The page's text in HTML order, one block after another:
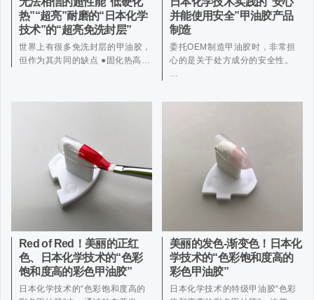
热”“超亮”耐磨的“日本化学
技术”的“超亮免洗封层”
世界上有很多免洗封层的甲油胶，
但作为其共同的缺点 ●固化热高…
并能使用安全”甲油胶产品
制造
委托OEM制造甲油胶时，非常担
心的是关于处方成分的安全性。
…
Red of Red！美丽的正红
色、日本化学技术的“色彩
饱和度高的彩色甲油胶”
日本化学技术的“色彩饱和度高的
美丽的发色-渐变色！日本化
学技术的“色彩饱和度高的
彩色甲油胶”
日本化学技术的特级甲油胶“色彩